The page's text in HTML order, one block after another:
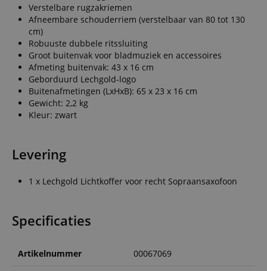
Verstelbare rugzakriemen
Afneembare schouderriem (verstelbaar van 80 tot 130
cm)
Robuuste dubbele ritssluiting
Groot buitenvak voor bladmuziek en accessoires
Afmeting buitenvak: 43 x 16 cm
Geborduurd Lechgold-logo
Buitenafmetingen (LxHxB): 65 x 23 x 16 cm
Gewicht: 2,2 kg
Kleur: zwart
Levering
1 x Lechgold Lichtkoffer voor recht Sopraansaxofoon
Specificaties
Artikelnummer 00067069